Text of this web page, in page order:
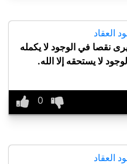
العقاد
نقصا في الوجود لا يكمله
لا يستحقه إلا الله.
العقاد